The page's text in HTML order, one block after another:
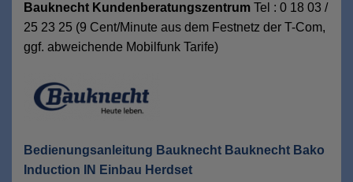
Bauknecht Kundenberatungszentrum Tel : 0 18 03 /
25 23 25 (9 Cent/Minute aus dem Festnetz der T-Com,
ggf. abweichende Mobilfunk Tarife)
Bedienungsanleitung Bauknecht Bauknecht Bako
Induction IN Einbau Herdset